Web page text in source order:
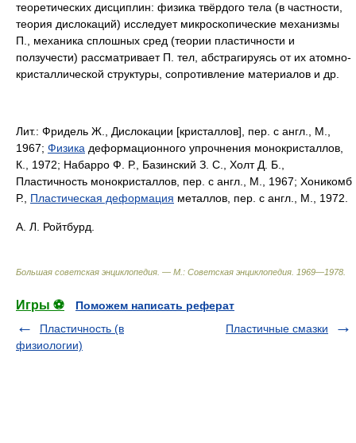
теоретических дисциплин: физика твёрдого тела (в частности,
теория дислокаций) исследует микроскопические механизмы
П., механика сплошных сред (теории пластичности и
ползучести) рассматривает П. тел, абстрагируясь от их атомно-
кристаллической структуры, сопротивление материалов и др.
Лит.: Фридель Ж., Дислокации [кристаллов], пер. с англ., М.,
1967; Физика деформационного упрочнения монокристаллов,
К., 1972; Набарро Ф. Р., Базинский З. С., Холт Д. Б.,
Пластичность монокристаллов, пер. с англ., М., 1967; Хоникомб
Р., Пластическая деформация металлов, пер. с англ., М., 1972.
А. Л. Ройтбурд.
Большая советская энциклопедия. — М.: Советская энциклопедия 1969—1978
Игры ⚽
Поможем написать реферат
Пластичность (в
физиологии)
Пластичные смазки